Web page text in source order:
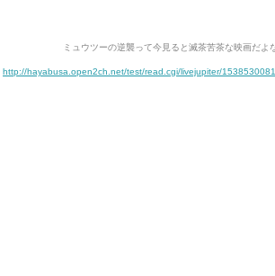
ミュウツーの逆襲って今見ると滅茶苦茶な映画だよ
http://hayabusa.open2ch.net/test/read.cgi/livejupiter/